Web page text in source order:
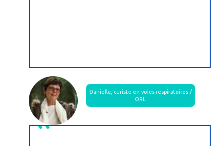
Danielle, curiste en voies respiratoires /
ORL